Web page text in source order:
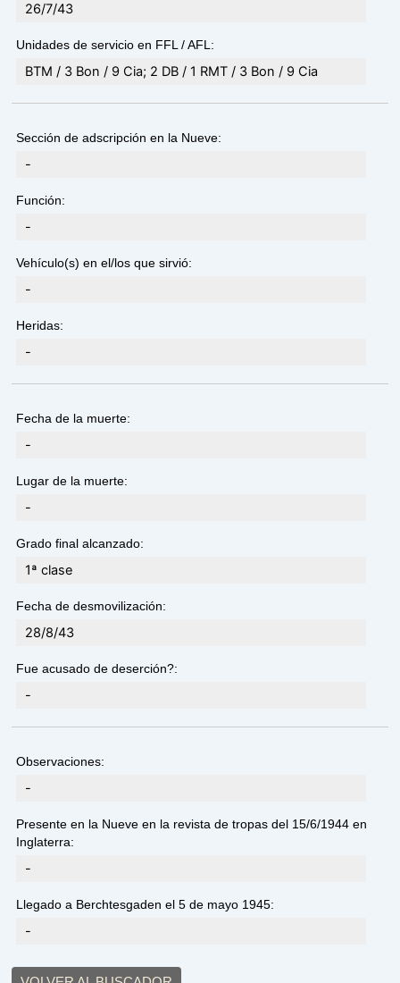
26/7/43
Unidades de servicio en FFL / AFL:
BTM / 3 Bon / 9 Cia; 2 DB / 1 RMT / 3 Bon / 9 Cia
Sección de adscripción en la Nueve:
-
Función:
-
Vehículo(s) en el/los que sirvió:
-
Heridas:
-
Fecha de la muerte:
-
Lugar de la muerte:
-
Grado final alcanzado:
1ª clase
Fecha de desmovilización:
28/8/43
Fue acusado de deserción?:
-
Observaciones:
-
Presente en la Nueve en la revista de tropas del 15/6/1944 en
Inglaterra:
-
Llegado a Berchtesgaden el 5 de mayo 1945:
-